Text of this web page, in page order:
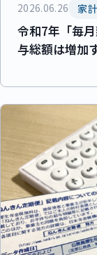
2026.06.26 家
令和7年「毎
与総額は増加